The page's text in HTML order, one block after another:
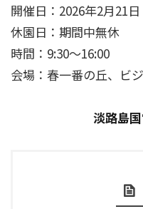
開催日：2026年2月21日
休園日：期間中無休
時間：9:30～16:00
会場：春一番の丘、ビ
淡路島